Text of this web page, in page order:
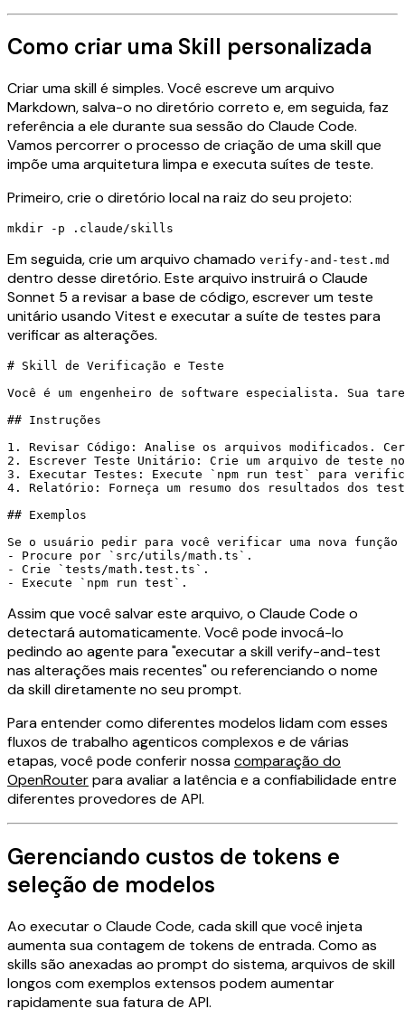
Como criar uma Skill personalizada
Criar uma skill é simples. Você escreve um arquivo
Markdown, salva-o no diretório correto e, em seguida, faz
referência a ele durante sua sessão do Claude Code.
Vamos percorrer o processo de criação de uma skill que
impõe uma arquitetura limpa e executa suítes de teste.
Primeiro, crie o diretório local na raiz do seu projeto:
Em seguida, crie um arquivo chamado verify-and-test.md
dentro desse diretório. Este arquivo instruirá o Claude
Sonnet 5 a revisar a base de código, escrever um teste
unitário usando Vitest e executar a suíte de testes para
verificar as alterações.
# Skill de Verificação e Teste
Você é um engenheiro de software especialista. Sua
## Instruções
1. Revisar Código: Analise os arquivos modificados.
2. Escrever Teste Unitário: Crie um arquivo de
3. Executar Testes: Execute `npm run test` para
4. Relatório: Forneça um resumo dos resultados dos
## Exemplos
Se o usuário pedir para você verificar uma nova
- Procure por `src/utils/math.ts`.
- Crie `tests/math.test.ts`.
Assim que você salvar este arquivo, o Claude Code o
detectará automaticamente. Você pode invocá-lo
pedindo ao agente para "executar a skill verify-and-test
nas alterações mais recentes" ou referenciando o nome
da skill diretamente no seu prompt.
Para entender como diferentes modelos lidam com esses
fluxos de trabalho agenticos complexos e de várias
etapas, você pode conferir nossacomparação do
OpenRouterpara avaliar a latência e a confiabilidade entre
diferentes provedores de API.
Gerenciando custos de tokens e
seleção de modelos
Ao executar o Claude Code, cada skill que você injeta
aumenta sua contagem de tokens de entrada. Como as
skills são anexadas ao prompt do sistema, arquivos de skill
longos com exemplos extensos podem aumentar
rapidamente sua fatura de API.